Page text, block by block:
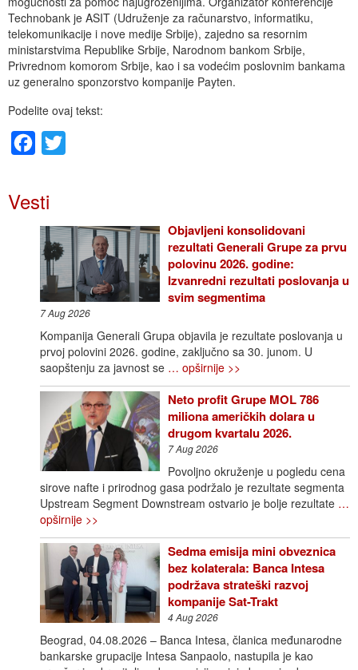
Technobank je ASIT (Udruženje za računarstvo, informatiku,
telekomunikacije i nove medije Srbije), zajedno sa resornim
ministarstvima Republike Srbije, Narodnom bankom Srbije,
Privrednom komorom Srbije, kao i sa vodećim poslovnim bankama
uz generalno sponzorstvo kompanije Payten.
Podelite ovaj tekst:
Facebook
Vesti
Objavljeni konsolidovani
rezultati Generali Grupe za prvu
polovinu 2026. godine:
Izvanredni rezultati poslovanja u
svim segmentima
7 Aug 2026
Kompanija Generali Grupa objavila je rezultate poslovanja u
prvoj polovini 2026. godine, zaključno sa 30. junom. U
saopštenju za javnost se … opširnije >>
Neto profit Grupe MOL 786
miliona američkih dolara u
drugom kvartalu 2026.
7 Aug 2026
Povoljno okruženje u pogledu cena
sirove nafte i prirodnog gasa podržalo je rezultate segmenta
Upstream Segment Downstream ostvario je bolje rezultate …
opširnije >>
Sedma emisija mini obveznica
bez kolaterala: Banca Intesa
podržava strateški razvoj
kompanije Sat-Trakt
4 Aug 2026
Beograd, 04.08.2026 – Banca Intesa, članica međunarodne
bankarske grupacije Intesa Sanpaolo, nastupila je kao